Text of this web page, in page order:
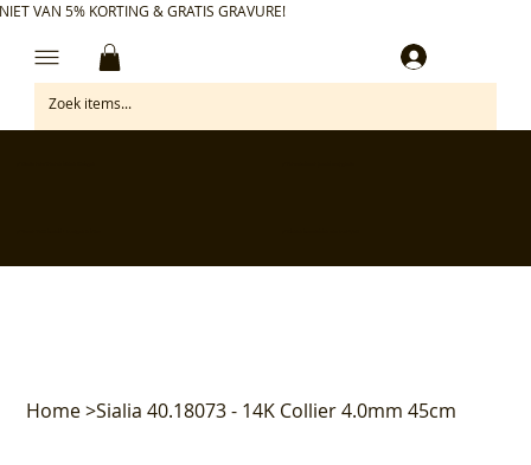
VAN 5% KORTING & GRATIS GRAVURE!
Home>Sialia 40.18073 - 14K Collier 4.0mm 45cm